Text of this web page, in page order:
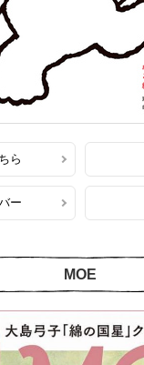
ら
ー
MOE